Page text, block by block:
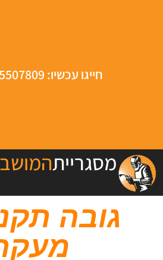
חייגו עכשיו: 052-5507809
מסגרייתהמושב
גובה